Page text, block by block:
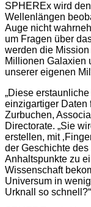
SPHEREx wird
Wellenlängen
Auge nicht
um Fragen über
werden die
Millionen Galaxien
unserer eigenen
„Diese
einzigartiger Daten
Zurbuchen,
Directorate. „Sie
erstellen, mit
der Geschichte
Anhaltspunkte zu
Wissenschaft
Universum in
Urknall so schnell?“